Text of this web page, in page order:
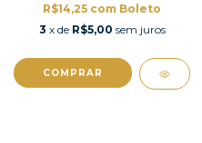
R$14,25 com Boleto
3 x de R$5,00 sem juros
COMPRAR